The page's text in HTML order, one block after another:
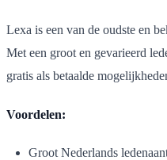
Lexa is een van de oudste en
Met een groot en gevarieerd
gratis als betaalde
Voordelen:
Groot Nederlands